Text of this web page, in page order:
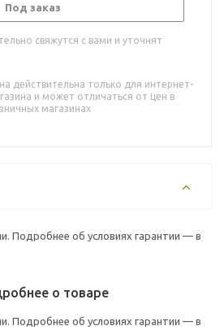
Под заказ
свяжутся с вами и уточнят
действительна только для интернет-
и может отличаться от цен в
магазинах
Подробнее об условиях гарантии — в
о товаре
Подробнее об условиях гарантии — в